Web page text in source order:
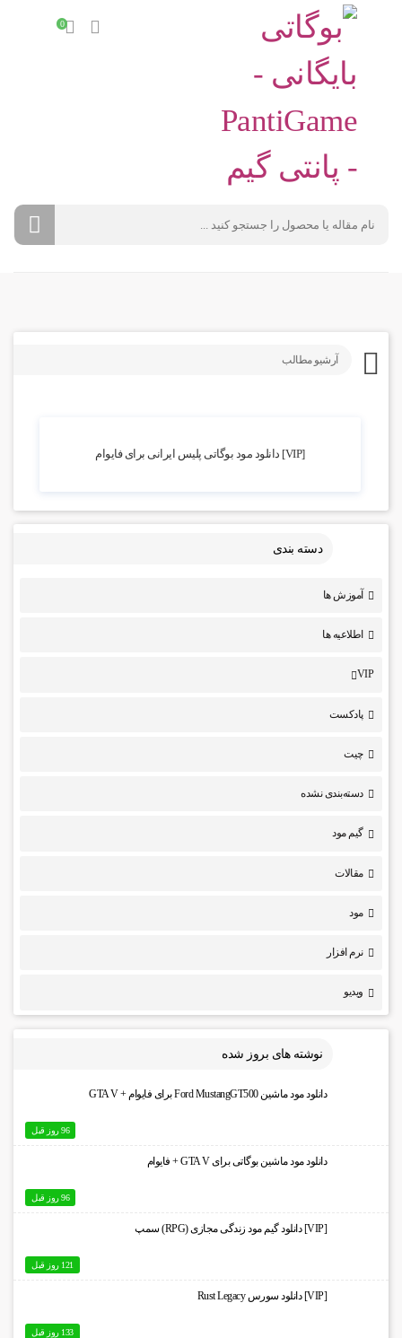
0
آرشیو مطالب
[VIP] دانلود مود بوگاتی پلیس ایرانی برای فایوام
دسته بندی
آموزش ها
اطلاعیه ها
VIP
پادکست
چیت
دسته‌بندی نشده
گیم مود
مقالات
مود
نرم افزار
ویدیو
نوشته های بروز شده
دانلود مود ماشین Ford MustangGT500 برای فایوام + GTA V
96 روز قبل
دانلود مود ماشین بوگاتی برای GTA V + فایوام
96 روز قبل
[VIP] دانلود گیم مود زندگی مجازی (RPG) سمپ
121 روز قبل
[VIP] دانلود سورس Rust Legacy
133 روز قبل